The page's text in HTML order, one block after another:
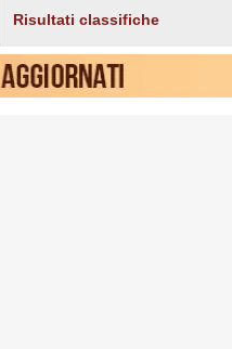
Risultati classifiche